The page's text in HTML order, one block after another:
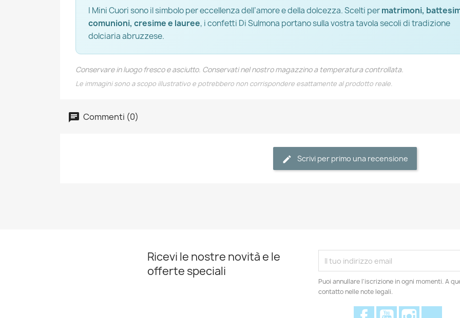
I Mini Cuori sono il simbolo per eccellenza dell’amore e della dolcezza. Scelti permatrimoni,
comunioni, cresime e lauree, i confetti Di Sulmona portano sulla vostra tavola secoli di tradizione
dolciaria abruzzese.
Conservare in luogo fresco e asciutto. Conservati nel nostro magazzino a temperatura controllata.
Le immagini sono a scopo illustrativo e potrebbero non corrispondere esattamente al prodotto reale.
Commenti (0)
Scrivi per primo una recensione
Ricevi le nostre novità e le
offerte speciali
Puoi annullare l'iscrizione in ogni momenti. A
contatto nelle note legali.
FacebookYouTube